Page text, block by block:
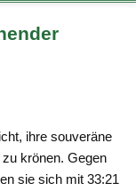
ihre souveräne
krönen. Gegen
sie sich mit 33:21